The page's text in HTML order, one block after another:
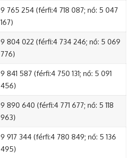
9 765 254 (férfi:4 718 087; nő: 5 047
167)
9 804 022 (férfi:4 734 246; nő: 5 069
776)
9 841 587 (férfi:4 750 131; nő: 5 091
456)
9 890 640 (férfi:4 771 677; nő: 5 118
963)
9 917 344 (férfi:4 780 849; nő: 5 136
495)